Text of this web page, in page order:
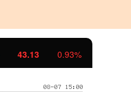
43.13 0.93%